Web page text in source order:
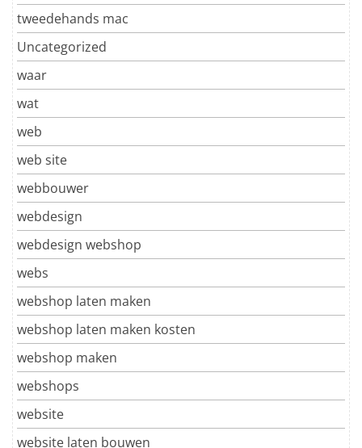
tweedehands mac
Uncategorized
waar
wat
web
web site
webbouwer
webdesign
webdesign webshop
webs
webshop laten maken
webshop laten maken kosten
webshop maken
webshops
website
website laten bouwen